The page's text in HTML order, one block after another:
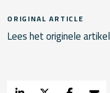
ORIGINAL ARTICLE
Lees het originele artikel